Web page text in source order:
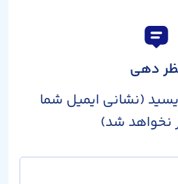
دهی
(نشانی ایمیل شما
نخواهد شد)